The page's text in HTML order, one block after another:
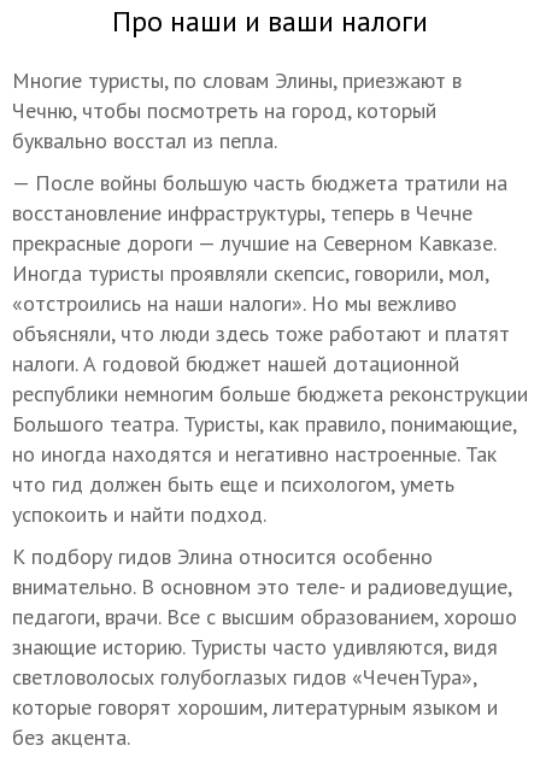
Про наши и ваши налоги
Многие туристы, по словам Элины, приезжают в
Чечню, чтобы посмотреть на город, который
буквально восстал из пепла.
— После войны большую часть бюджета тратили на
восстановление инфраструктуры, теперь в Чечне
прекрасные дороги — лучшие на Северном Кавказе.
Иногда туристы проявляли скепсис, говорили, мол,
«отстроились на наши налоги». Но мы вежливо
объясняли, что люди здесь тоже работают и платят
налоги. А годовой бюджет нашей дотационной
республики немногим больше бюджета реконструкции
Большого театра. Туристы, как правило, понимающие,
но иногда находятся и негативно настроенные. Так
что гид должен быть еще и психологом, уметь
успокоить и найти подход.
К подбору гидов Элина относится особенно
внимательно. В основном это теле- и радиоведущие,
педагоги, врачи. Все с высшим образованием, хорошо
знающие историю. Туристы часто удивляются, видя
светловолосых голубоглазых гидов «ЧеченТура»,
которые говорят хорошим, литературным языком и
без акцента.